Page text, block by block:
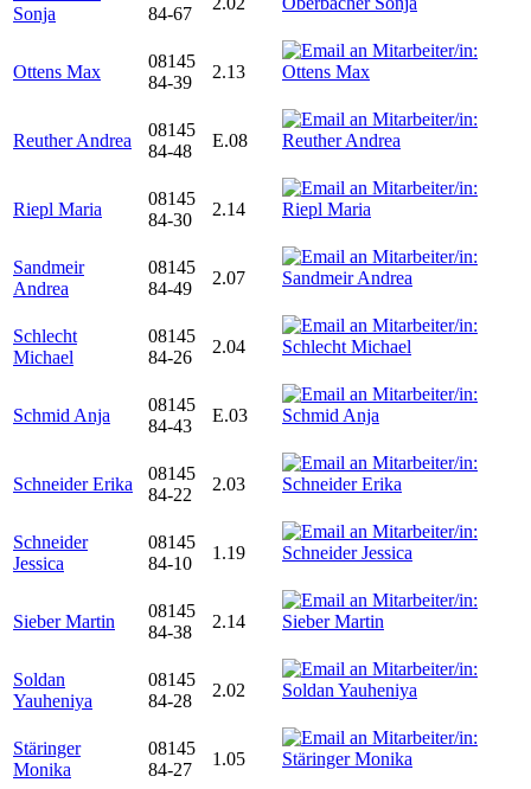
Sonja
84-67
Ottens Max
08145
84-39
2.13
Reuther Andrea
08145
84-48
E.08
Riepl Maria
08145
84-30
2.14
Sandmeir
Andrea
08145
84-49
2.07
Schlecht
Michael
08145
84-26
2.04
Schmid Anja
08145
84-43
E.03
Schneider Erika
08145
84-22
2.03
Schneider
Jessica
08145
84-10
1.19
Sieber Martin
08145
84-38
2.14
Soldan
Yauheniya
08145
84-28
2.02
Stäringer
Monika
08145
84-27
1.05